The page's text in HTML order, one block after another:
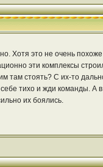
Хотя это не очень
эти комплексы
там стоять? С их-то
тихо и жди команды. А
их боялись.